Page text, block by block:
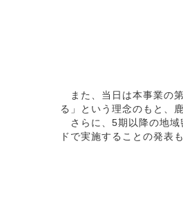
また、当日は本事業の
る」という理念のもと、
さらに、5期以降の地域
ドで実施することの発表